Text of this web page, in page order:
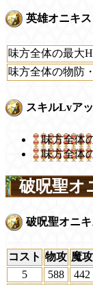
英雄オニキス
味方全体の最大
味方全体の物防
スキルLvア
味方全体
味方全体
破呪聖オ
破呪聖オニ
コスト 物攻 魔攻
5
588
442